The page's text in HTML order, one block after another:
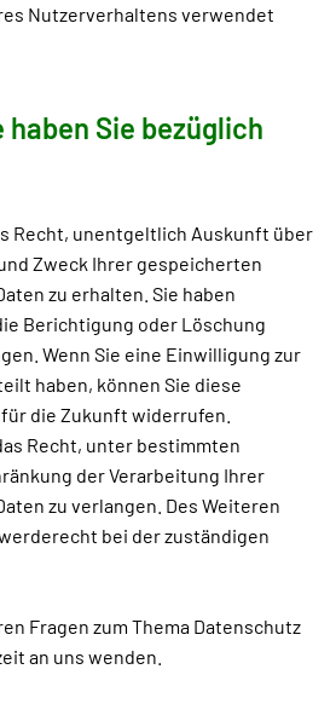
Nutzerverhaltens verwendet
Sie bezüglich
Recht, unentgeltlich Auskunft über
Zweck Ihrer gespeicherten
zu erhalten. Sie haben
Berichtigung oder Löschung
Wenn Sie eine Einwilligung zur
haben, können Sie diese
die Zukunft widerrufen.
Recht, unter bestimmten
der Verarbeitung Ihrer
zu verlangen. Des Weiteren
bei der zuständigen
Fragen zum Thema Datenschutz
an uns wenden.